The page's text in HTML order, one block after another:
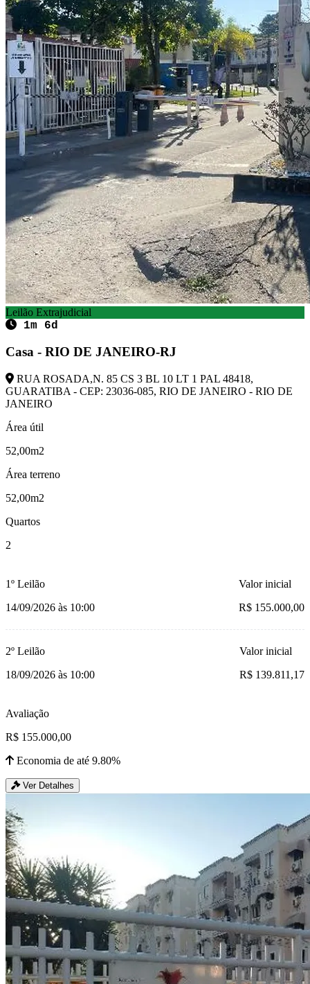
Leilão Extrajudicial
1m 6d
Casa - RIO DE JANEIRO-RJ
RUA ROSADA,N. 85 CS 3 BL 10 LT 1 PAL 48418,
GUARATIBA - CEP: 23036-085, RIO DE JANEIRO - RIO DE
JANEIRO
Área útil
52,00m2
Área terreno
52,00m2
Quartos
2
1º Leilão
14/09/2026 às 10:00
Valor inicial
R$ 155.000,00
2º Leilão
18/09/2026 às 10:00
Valor inicial
R$ 139.811,17
Avaliação
R$ 155.000,00
Economia de até 9.80%
Ver Detalhes